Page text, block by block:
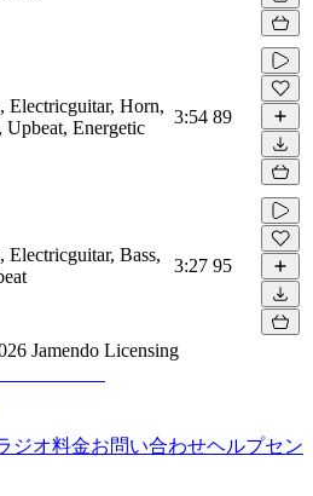
Electricguitar, Horn,
Upbeat, Energetic
3:54 89
Electricguitar, Bass,
3:27 95
Jamendo Licensing
ジオ料金お問い合わせヘルプセン